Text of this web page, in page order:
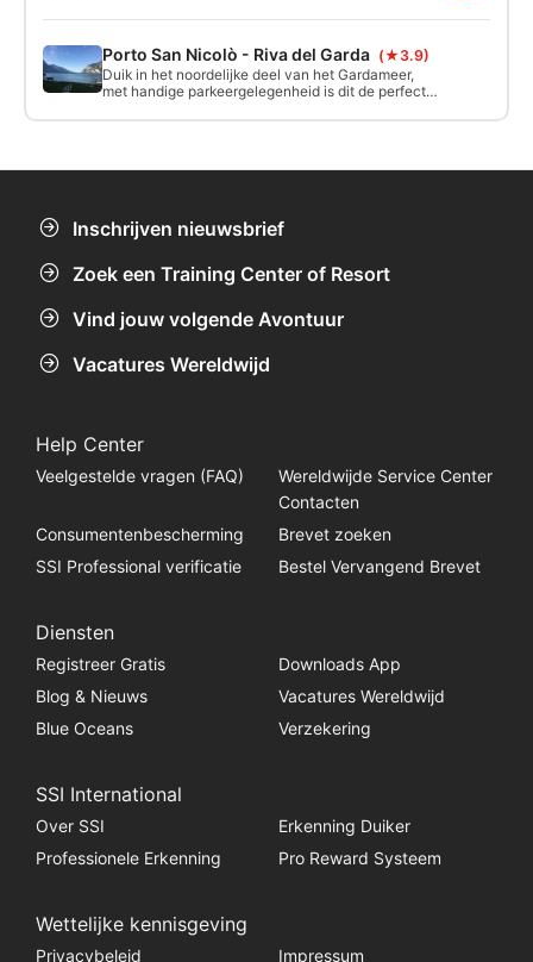
Porto San Nicolò - Riva del Garda (★3.9)
Duik in het noordelijke deel van het Gardameer,
met handige parkeergelegenheid is dit de perfecte
te verdwalen omdat het gebied omlijnd is, er is een
Inschrijven nieuwsbrief
Zoek een Training Center of Resort
Vind jouw volgende Avontuur
Vacatures Wereldwijd
Help Center
Veelgestelde vragen (FAQ)
Wereldwijde Service Center
Contacten
Consumentenbescherming
Brevet zoeken
SSI Professional verificatie
Bestel Vervangend Brevet
Diensten
Registreer Gratis
Downloads App
Blog & Nieuws
Vacatures Wereldwijd
Blue Oceans
Verzekering
SSI International
Over SSI
Erkenning Duiker
Professionele Erkenning
Pro Reward Systeem
Wettelijke kennisgeving
Privacybeleid Impressum